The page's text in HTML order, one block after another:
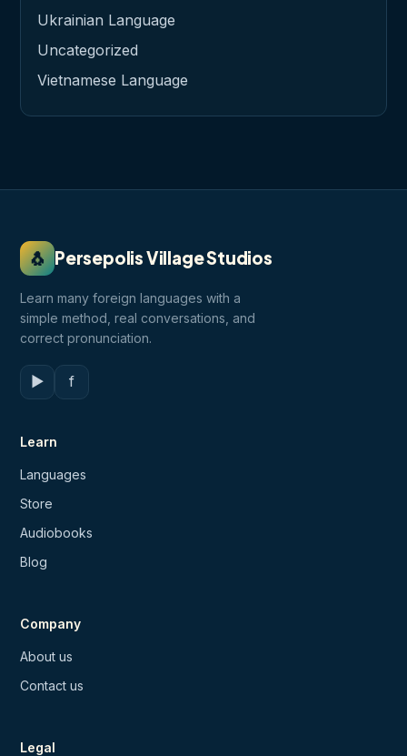
Ukrainian Language
Uncategorized
Vietnamese Language
🐧 Persepolis Village Studios
Learn many foreign languages with a
simple method, real conversations, and
correct pronunciation.
▶ f
Learn
Languages
Store
Audiobooks
Blog
Company
About us
Contact us
Legal